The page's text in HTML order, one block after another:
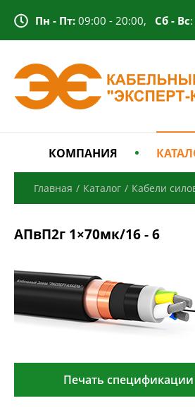
Пн - Пт: 09:00 - 20:00, Сб - Вс
КОМПАНИЯ
Главная / Каталог / Кабели
АПвП2г 1×70мк/16 - 6
Печать спецификации